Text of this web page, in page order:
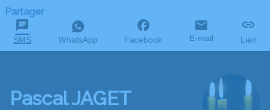
Partager
SMS WhatsApp Facebook E-mail Lien
Pascal JAGET